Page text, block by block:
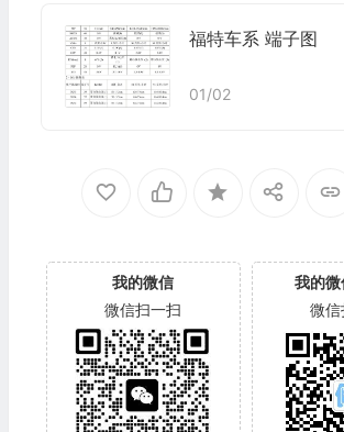
福特车系 端子图
01/02
我的微信
微信扫一扫
我的
微信